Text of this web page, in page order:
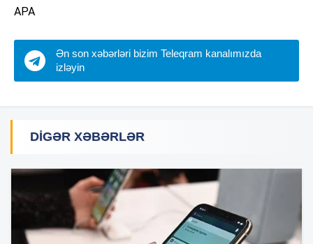
APA
Ən son xəbərləri bizim Teleqram kanalımızda
izləyin
DIGƏR XƏBƏRLƏR